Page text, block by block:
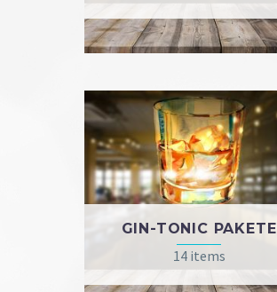
GIN-TONIC PAKETE
14 items